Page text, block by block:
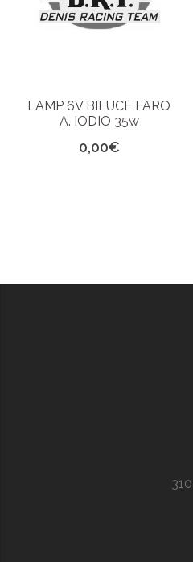
LAMP 6V BILUCE FARO
A. IODIO 35w
0,00€